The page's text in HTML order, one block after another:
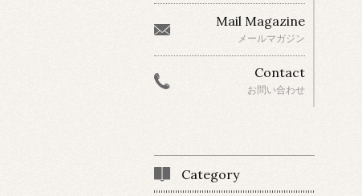
Mail Magazine
メールマガジン
Contact
お問い合わせ
Category